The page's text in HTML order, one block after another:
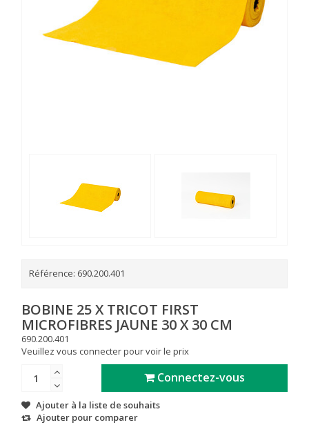
Référence: 690.200.401
BOBINE 25 X TRICOT FIRST
MICROFIBRES JAUNE 30 X 30 CM
690.200.401
Veuillez vous connecter pour voir le prix
Connectez-vous
Ajouter à la liste de souhaits
Ajouter pour comparer